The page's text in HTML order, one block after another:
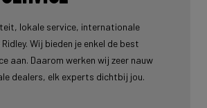
lokale service, internationale
Wij bieden je enkel de best
aan. Daarom werken wij zeer nauw
dealers, elk experts dichtbij jou.